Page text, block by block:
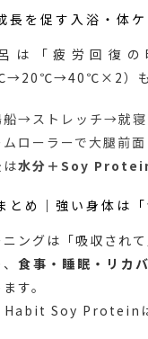
を促す入浴・体ケ
は「疲労回復の
）
船→ストレッチ→就寝
ムローラーで大腿前
水分＋Soy
め｜強い身体は「
ニングは「吸収され
、食事・睡眠・リカ
す。
Soy Proteinは